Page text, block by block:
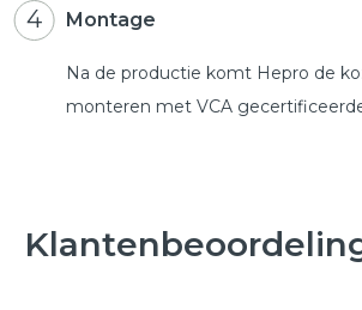
4 Montage
Na de productie komt Hepro de
monteren met VCA